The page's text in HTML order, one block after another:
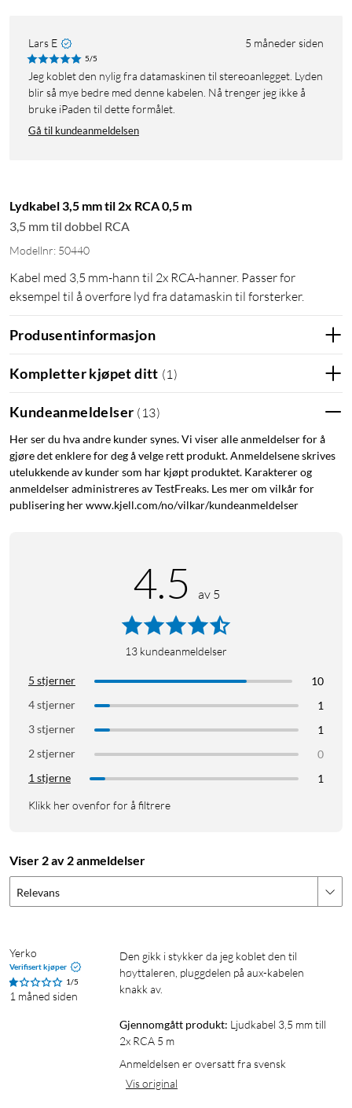
Lars E 5 måneder siden
5/5
Jeg koblet den nylig fra datamaskinen til stereoanlegget. Lyden
blir så mye bedre med denne kabelen. Nå trenger jeg ikke å
bruke iPaden til dette formålet.
Gå til kundeanmeldelsen
Lydkabel 3,5 mm til 2x RCA 0,5 m
3,5 mm til dobbel RCA
Modellnr: 50440
Kabel med 3,5 mm-hann til 2x RCA-hanner. Passer for
eksempel til å overføre lyd fra datamaskin til forsterker.
Produsentinformasjon
Kompletter kjøpet ditt (1 )
Kundeanmeldelser ( 13)
Her ser du hva andre kunder synes. Vi viser alle anmeldelser for å
gjøre det enklere for deg å velge rett produkt. Anmeldelsene skrives
utelukkende av kunder som har kjøpt produktet. Karakterer og
anmeldelser administreres av TestFreaks. Les mer om vilkår for
publisering her www.kjell.com/no/vilkar/kundeanmeldelser
4.5 av 5
13 kundeanmeldelser
5 stjerner
10
4 stjerner
1
3 stjerner
1
2 stjerner
0
1 stjerne
1
Klikk her ovenfor for å filtrere
Viser 2 av 2 anmeldelser
Relevans
Yerko
Verifisert kjøper
1/5
1 måned siden
Den gikk i stykker da jeg koblet den til
høyttaleren, pluggdelen på aux-kabelen
knakk av.
Gjennomgått produkt: Ljudkabel 3,5 mm till
2x RCA 5 m
Anmeldelsen er oversatt fra svensk
Vis original